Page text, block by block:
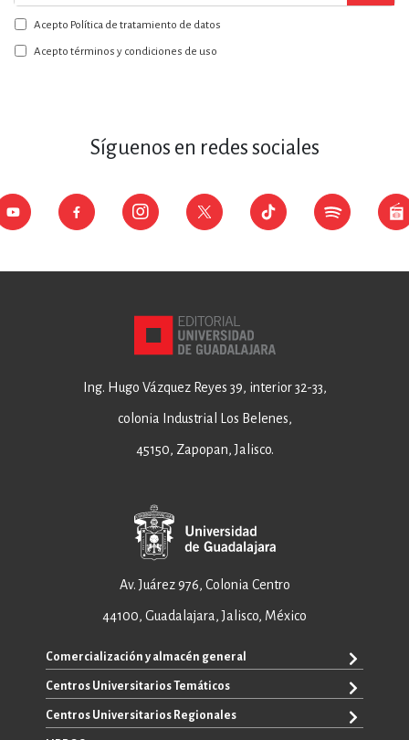
a
nuestro
boletín:
Acepto Política de tratamiento de datos
Acepto términos y condiciones de uso
Síguenos en redes sociales
Ing. Hugo Vázquez Reyes 39, interior 32-33,
colonia Industrial Los Belenes,
45150, Zapopan, Jalisco.
Av. Juárez 976, Colonia Centro
44100, Guadalajara, Jalisco, México
Comercialización y almacén general
+52 33 3640 6326
+52 33 3640 4595
Centros Universitarios Temáticos
CUAAD
Centros Universitarios Regionales